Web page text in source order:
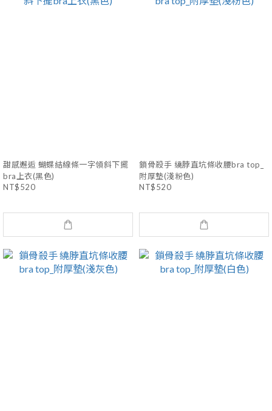
甜感邂逅 蝴蝶結線條一字領斜下擺
bra上衣(黑色)
NT$520
鎖骨殺手 繞脖直坑條收腰bra top_
附厚墊(淺粉色)
NT$520